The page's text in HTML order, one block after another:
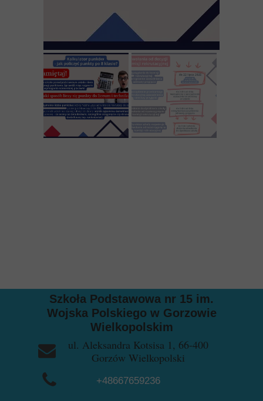
Szkoła Podstawowa nr 15 im.
Wojska Polskiego w Gorzowie
Wielkopolskim
ul. Aleksandra Kotsisa 1, 66-400
Gorzów Wielkopolski
+48667659236
+48957228729